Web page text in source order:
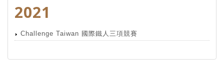
2021
Challenge Taiwan 國際鐵人三項競賽